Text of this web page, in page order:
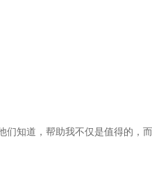
知道，帮助我不仅是值得的，而